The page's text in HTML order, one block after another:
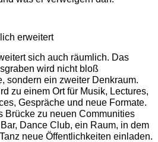
erweitert
sich auch räumlich. Das
wird nicht bloß
sondern ein zweiter Denkraum.
zu einem Ort für Musik, Lectures,
Gespräche und neue Formate.
Brücke zu neuen Communities
Dance Club, ein Raum, in dem
neue Öffentlichkeiten einladen.